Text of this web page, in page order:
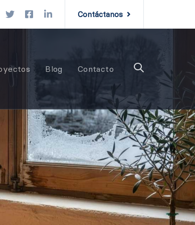
Contáctanos
Blog Contacto